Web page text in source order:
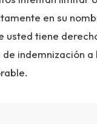
en su
usted tiene
indemnización